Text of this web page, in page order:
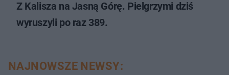
Z Kalisza na Jasną Górę. Pielgrzymi dziś
wyruszyli po raz 389.
NAJNOWSZE NEWSY: